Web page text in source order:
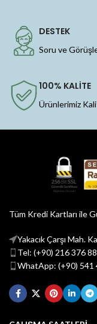
DESTEK
Soru ve
100% KALİTE
Ürünlerimiz
Tüm Kredi Kartları ile
Yakacık Çarşı Mah.
Tel: (+90) 216 376
WhatApp: (+90) 541